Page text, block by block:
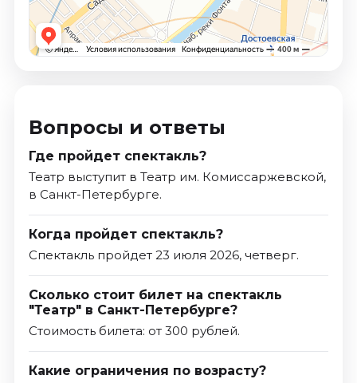
Вопросы и ответы
Где пройдет спектакль?
Театр выступит в Театр им. Комиссаржевской,
в Санкт-Петербурге.
Когда пройдет спектакль?
Спектакль пройдет 23 июля 2026, четверг.
Сколько стоит билет на спектакль
"Театр" в Санкт-Петербурге?
Стоимость билета: от 300 рублей.
Какие ограничения по возрасту?